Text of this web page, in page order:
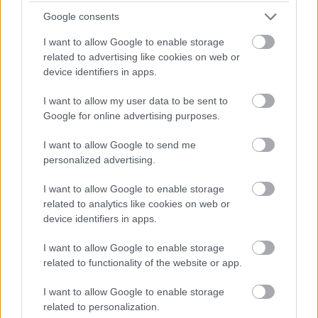
Google consents
I want to allow Google to enable storage
related to advertising like cookies on web or
device identifiers in apps.
I want to allow my user data to be sent to
Google for online advertising purposes.
I want to allow Google to send me
personalized advertising.
I want to allow Google to enable storage
related to analytics like cookies on web or
device identifiers in apps.
I want to allow Google to enable storage
related to functionality of the website or app.
I want to allow Google to enable storage
related to personalization.
FORINTOS ISKOLAKEZDÉSI TÁMOGATÁS, AMIT
NEM KELL KÜLÖN IGÉNYELNI
Az első 50 ezer forintot még a tanévkezdés előtt
novemberben, utalvány formájában érkezik.